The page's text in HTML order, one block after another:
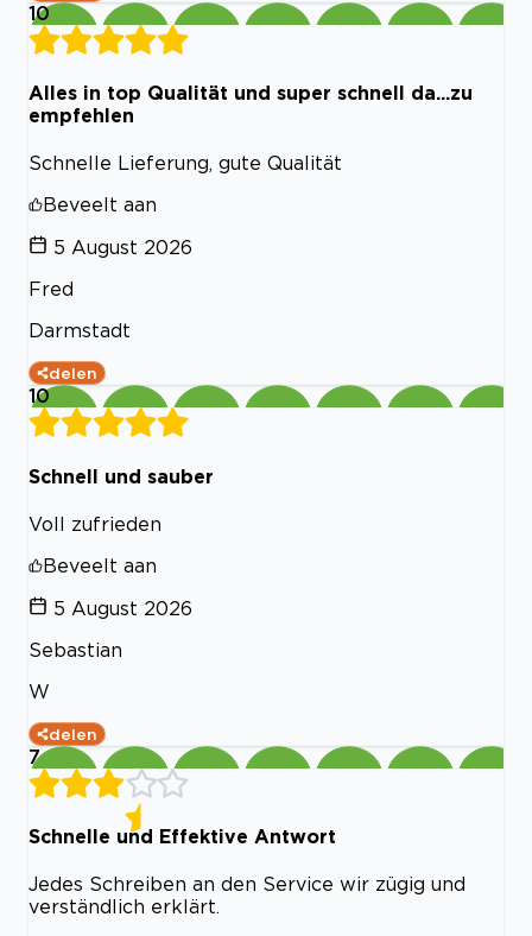
10
Alles in top Qualität und super schnell da...zu
empfehlen
Schnelle Lieferung, gute Qualität
Beveelt aan
5 August 2026
Fred
Darmstadt
delen
10
Schnell und sauber
Voll zufrieden
Beveelt aan
5 August 2026
Sebastian
W
delen
7
Schnelle und Effektive Antwort
Jedes Schreiben an den Service wir zügig und
verständlich erklärt.